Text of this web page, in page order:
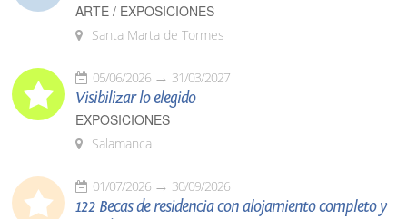
ARTE / EXPOSICIONES
Santa Marta de Tormes
05/06/2026 31/03/2027
Visibilizar lo elegido
EXPOSICIONES
Salamanca
01/07/2026 30/09/2026
122 Becas de residencia con alojamiento completo y